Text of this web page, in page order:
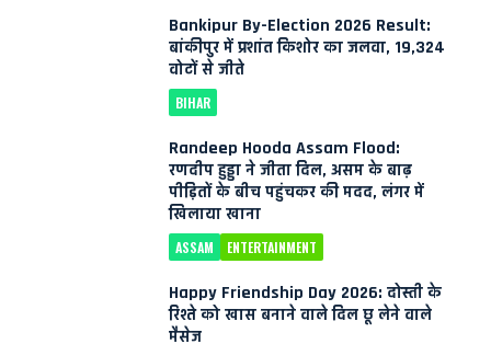
Bankipur By-Election 2026 Result:
बांकीपुर में प्रशांत किशोर का जलवा, 19,324
वोटों से जीते
BIHAR
Randeep Hooda Assam Flood:
रणदीप हुड्डा ने जीता दिल, असम के बाढ़
पीड़ितों के बीच पहुंचकर की मदद, लंगर में
खिलाया खाना
ASSAM ENTERTAINMENT
Happy Friendship Day 2026: दोस्ती के
रिश्ते को खास बनाने वाले दिल छू लेने वाले
मैसेज